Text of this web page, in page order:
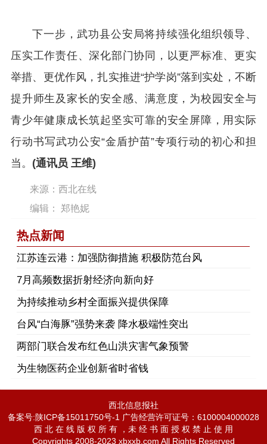
下一步，武功县公安局将持续强化组织领导、
压实工作责任、深化部门协同，以更严标准、更实
举措、更优作风，扎实推进“护学岗”落到实处，不断
提升师生及家长的安全感、满意度，为校园安全与
青少年健康成长筑起坚实可靠的安全屏障，用实际
行动书写武功公安“金盾护苗”专项行动的初心和担
当。 (通讯员 王维)
来源：西北在线
编辑： 郑艳妮
热点新闻
江苏连云港：加强防御措施 积极防范台风
7月高频数据折射经济向新向好
为持续推动乡村全面振兴提供保障
台风“白海豚”强势来袭 降水极端性突出
两部门联合发布红色山洪灾害气象预警
为生物医药企业创新省时省钱
西北信息报社
备案号:陕ICP备15011750号-1 广告经营许可证号：6100004000028
西 北 在 线 版 权 所 有 ，未 经 书 面 授 权 禁 止 使 用
Copyrights 2008-2023 xbxxb.com All Rights Reserved